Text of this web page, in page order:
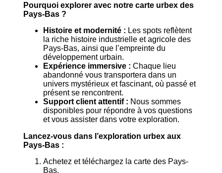
Pourquoi explorer avec notre carte urbex des
Pays-Bas ?
Histoire et modernité : Les spots reflètent
la riche histoire industrielle et agricole des
Pays-Bas, ainsi que l’empreinte du
développement urbain.
Expérience immersive : Chaque lieu
abandonné vous transportera dans un
univers mystérieux et fascinant, où passé et
présent se rencontrent.
Support client attentif : Nous sommes
disponibles pour répondre à vos questions
et vous assister dans votre exploration.
Lancez-vous dans l’exploration urbex aux
Pays-Bas :
Achetez et téléchargez la carte des Pays-
Bas.